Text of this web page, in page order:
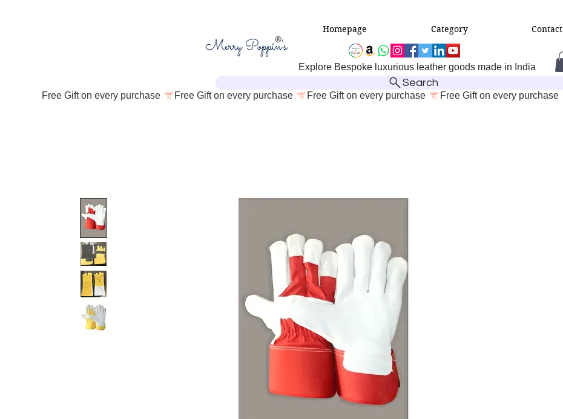
Homepage Category Contact
Explore Bespoke luxurious leather goods made in India
Search
Free Gift on every purchase